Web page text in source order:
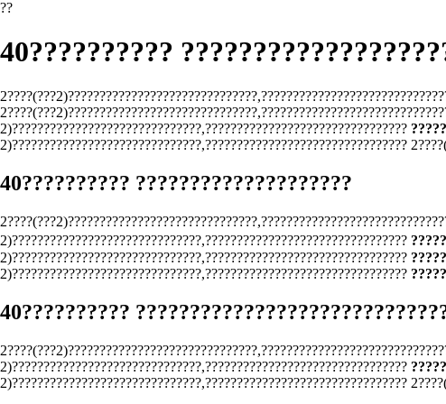
??
40??????????
2)??????????????????????????????,????????????????????????????????
2)??????????????????????????????,????????????????????????????????
40?????????? ????????????????????
2)??????????????????????????????,????????????????????????????????
2)??????????????????????????????,????????????????????????????????
2)??????????????????????????????,????????????????????????????????
40??????????
2)??????????????????????????????,????????????????????????????????
2)??????????????????????????????,????????????????????????????????